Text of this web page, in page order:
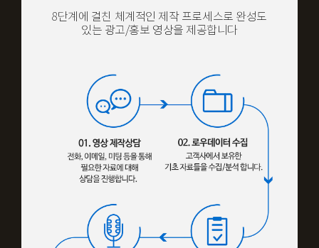
8단계에 걸친 체계적인 제작 프로세스로 완성도
있는 광고/홍보 영상을 제공합니다